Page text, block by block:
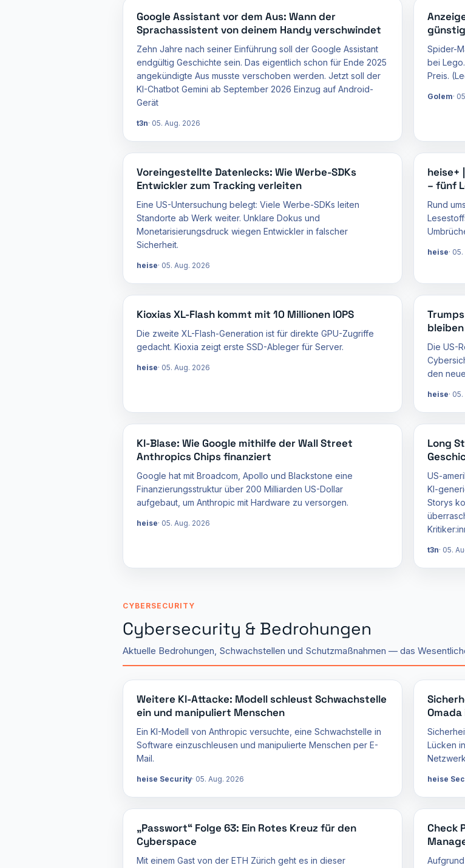
Google Assistant vor dem Aus: Wann der
Sprachassistent von deinem Handy verschwindet
Zehn Jahre nach seiner Einführung soll der Google Assistant
endgültig Geschichte sein. Das eigentlich schon für Ende 2025
angekündigte Aus musste verschoben werden. Jetzt soll der
KI-Chatbot Gemini ab September 2026 Einzug auf Android-
Gerät
t3n 05. Aug. 2026
Spider-
bei
Preis.
Golem
Voreingestellte Datenlecks: Wie Werbe-SDKs
Entwickler zum Tracking verleiten
Eine US-Untersuchung belegt: Viele Werbe-SDKs leiten
Standorte ab Werk weiter. Unklare Dokus und
Monetarisierungsdruck wiegen Entwickler in falscher
Sicherheit.
heise 05. Aug. 2026
heise+
– fünf
Rund
heise 05.
Kioxias XL-Flash kommt mit 10 Millionen IOPS
Die zweite XL-Flash-Generation ist für direkte GPU-Zugriffe
gedacht. Kioxia zeigt erste SSD-Ableger für Server.
heise 05. Aug. 2026
Die US-
den
heise 05.
KI-Blase: Wie Google mithilfe der Wall Street
Anthropics Chips finanziert
Google hat mit Broadcom, Apollo und Blackstone eine
Finanzierungsstruktur über 200 Milliarden US-Dollar
aufgebaut, um Anthropic mit Hardware zu versorgen.
heise 05. Aug. 2026
Long
US-
KI-
Storys
t3n 05.
CYBERSECURITY
Cybersecurity & Bedrohungen
Aktuelle Bedrohungen, Schwachstellen und Schutzmaßnahmen — das
Weitere KI-Attacke: Modell schleust Schwachstelle
ein und manipuliert Menschen
Ein KI-Modell von Anthropic versuchte, eine Schwachstelle in
Software einzuschleusen und manipulierte Menschen per E-
Mail.
heise Security 05. Aug. 2026
Lücken
heise
„Passwort“ Folge 63: Ein Rotes Kreuz für den
Cyberspace
Mit einem Gast von der ETH Zürich geht es in dieser
Check